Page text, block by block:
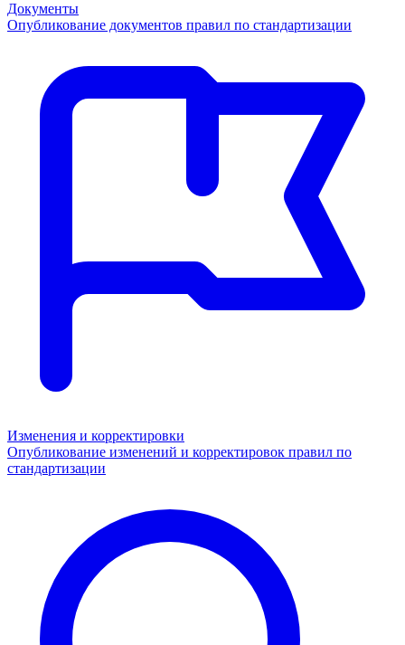
Документы
Опубликование документов правил по стандартизации
Изменения и корректировки
Опубликование изменений и корректировок правил по
стандартизации